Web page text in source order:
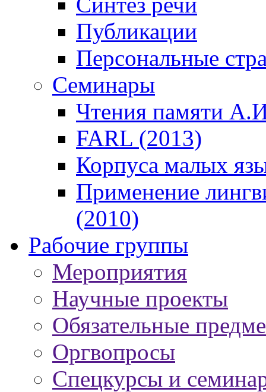
Публикации
Персональные
Семинары
Чтения памяти
FARL (2013)
Корпуса малых
Применение
(2010)
Рабочие группы
Мероприятия
Научные проекты
Обязательные
Оргвопросы
Спецкурсы и